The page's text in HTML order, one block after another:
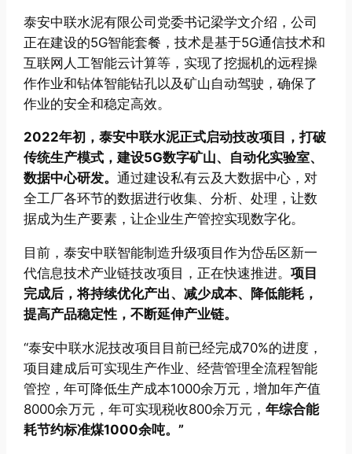
泰安中联水泥有限公司党委书记梁学文介绍，公司
正在建设的5G智能套餐，技术是基于5G通信技术和
互联网人工智能云计算等，实现了挖掘机的远程操
作作业和钻体智能钻孔以及矿山自动驾驶，确保了
作业的安全和稳定高效。
2022年初，泰安中联水泥正式启动技改项目，打破
传统生产模式，建设5G数字矿山、自动化实验室、
数据中心研发。通过建设私有云及大数据中心，对
全工厂各环节的数据进行收集、分析、处理，让数
据成为生产要素，让企业生产管控实现数字化。
目前，泰安中联智能制造升级项目作为岱岳区新一
代信息技术产业链技改项目，正在快速推进。项目
完成后，将持续优化产出、减少成本、降低能耗，
提高产品稳定性，不断延伸产业链。
“泰安中联水泥技改项目目前已经完成70%的进度，
项目建成后可实现生产作业、经营管理全流程智能
管控，年可降低生产成本1000余万元，增加年产值
8000余万元，年可实现税收800余万元，年综合能
耗节约标准煤1000余吨。”